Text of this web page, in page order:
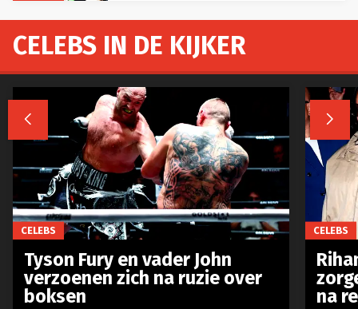
CELEBS IN DE KIJKER
 
CELEBS
Tyson Fury en vader John
verzoenen zich na ruzie over
boksen
CELEBS
na